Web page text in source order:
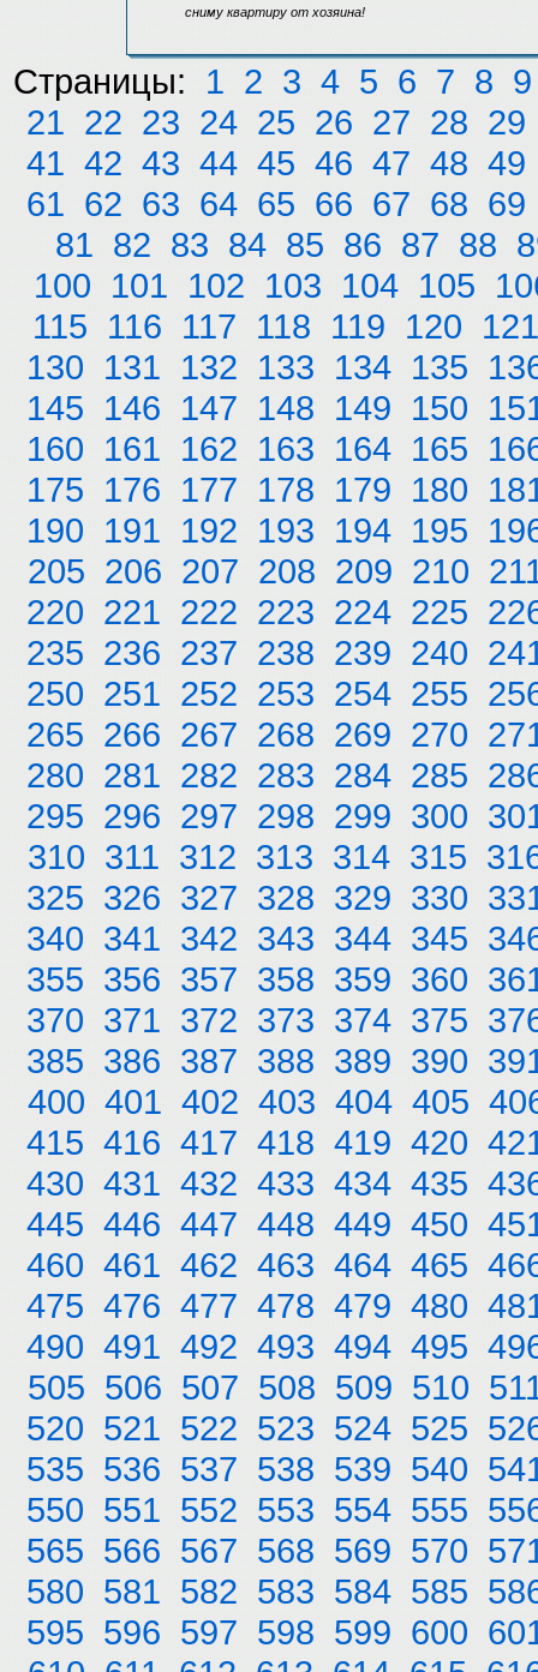
сниму квартиру от хозяина!
Страницы: 1 2 3 4 5 6 7 8 9
21 22 23 24 25 26 27 28 29
41 42 43 44 45 46 47 48 49
61 62 63 64 65 66 67 68 69
81 82 83 84 85 86 87 88
100 101 102 103 104 105
115 116 117 118 119 120 121
130 131 132 133 134 135
145 146 147 148 149 150
160 161 162 163 164 165
175 176 177 178 179 180
190 191 192 193 194 195
205 206 207 208 209 210
220 221 222 223 224 225
235 236 237 238 239 240
250 251 252 253 254 255
265 266 267 268 269 270
280 281 282 283 284 285
295 296 297 298 299 300
310 311 312 313 314 315
325 326 327 328 329 330
340 341 342 343 344 345
355 356 357 358 359 360
370 371 372 373 374 375
385 386 387 388 389 390
400 401 402 403 404 405
415 416 417 418 419 420
430 431 432 433 434 435
445 446 447 448 449 450
460 461 462 463 464 465
475 476 477 478 479 480
490 491 492 493 494 495
505 506 507 508 509 510
520 521 522 523 524 525
535 536 537 538 539 540
550 551 552 553 554 555
565 566 567 568 569 570
580 581 582 583 584 585
595 596 597 598 599 600